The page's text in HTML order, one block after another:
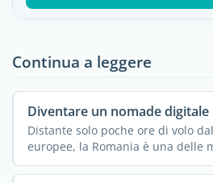
Continua a leggere
Diventare un nomade digitale
Distante solo poche ore di volo
europee, la Romania è una delle